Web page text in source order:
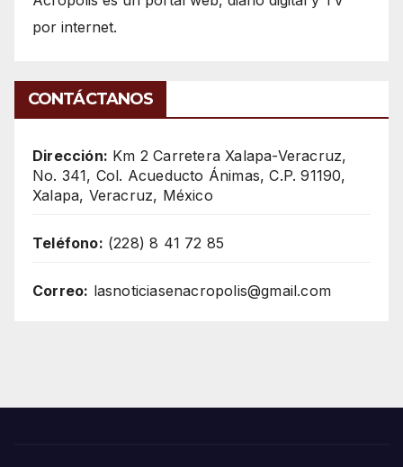
por internet.
CONTÁCTANOS
Dirección: Km 2 Carretera Xalapa-Veracruz,
No. 341, Col. Acueducto Ánimas, C.P. 91190,
Xalapa, Veracruz, México
Teléfono: (228) 8 41 72 85
Correo: lasnoticiasenacropolis@gmail.com